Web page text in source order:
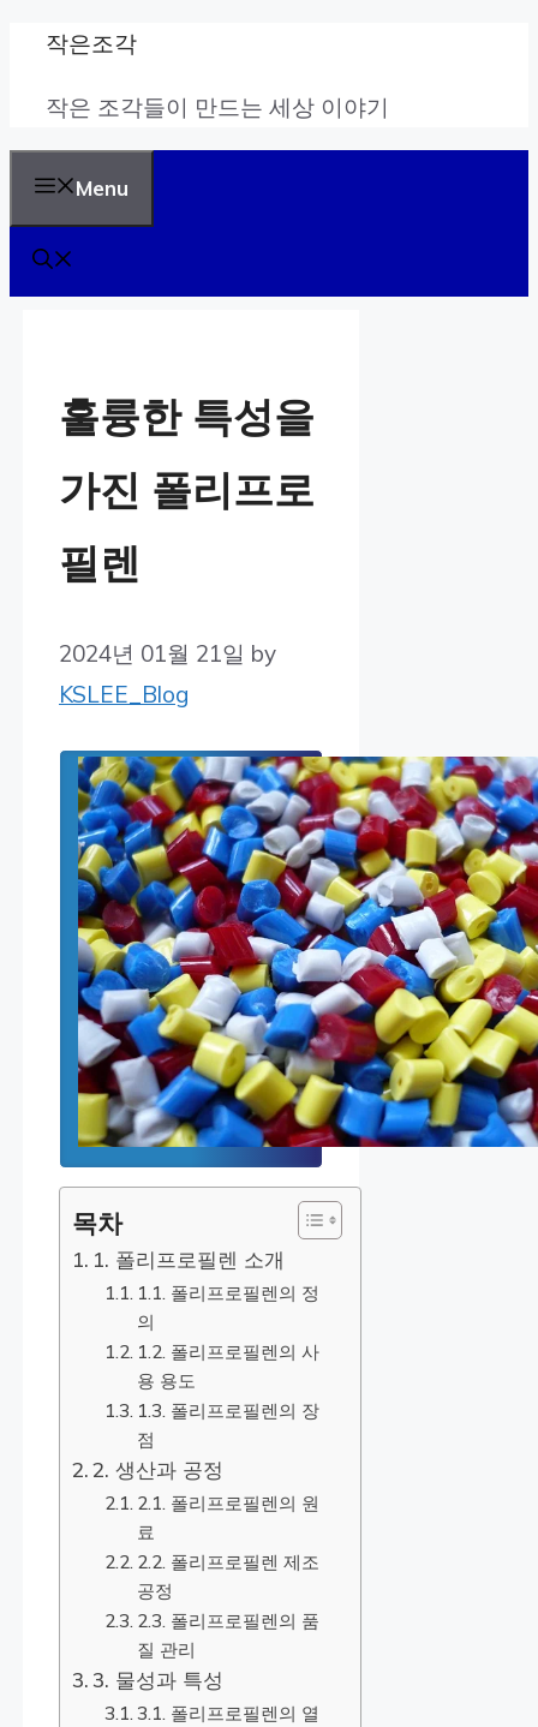
Skip
content
작은조각
작은 조각들이 만드는 세상 이야기
Menu
훌륭한 특성을
가진 폴리프로
필렌
2024년 01월 21일 by
KSLEE_Blog
목차
1. 폴리프로필렌 소개
1.1. 폴리프로필렌의 정
의
1.2. 폴리프로필렌의 사
용 용도
1.3. 폴리프로필렌의 장
점
2. 생산과 공정
2.1. 폴리프로필렌의 원
료
2.2. 폴리프로필렌 제조
공정
2.3. 폴리프로필렌의 품
질 관리
3. 물성과 특성
3.1. 폴리프로필렌의 열